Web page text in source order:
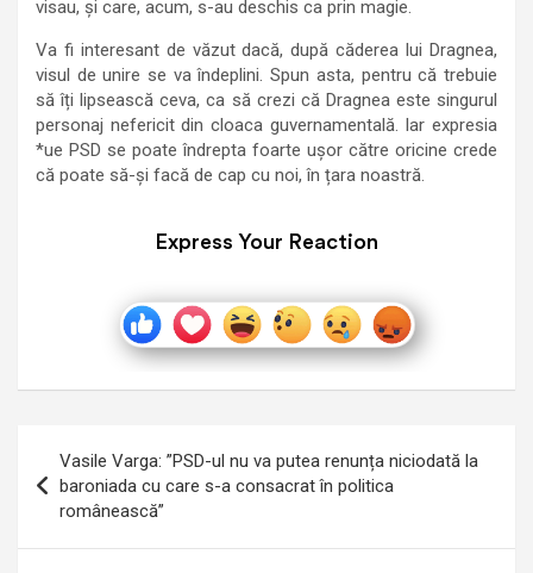
visau, și care, acum, s-au deschis ca prin magie.
Va fi interesant de văzut dacă, după căderea lui Dragnea,
visul de unire se va îndeplini. Spun asta, pentru că trebuie
să îți lipsească ceva, ca să crezi că Dragnea este singurul
personaj nefericit din cloaca guvernamentală. Iar expresia
*ue PSD se poate îndrepta foarte ușor către oricine crede
că poate să-și facă de cap cu noi, în țara noastră.
Express Your Reaction
în
articole
Vasile Varga: ”PSD-ul nu va putea renunța niciodată la
baroniada cu care s-a consacrat în politica
românească”